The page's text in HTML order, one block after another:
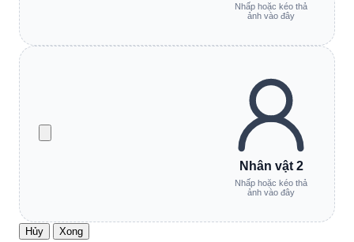
Nhấp hoặc kéo thả
ảnh vào đây
Nhân vật 2
Nhấp hoặc kéo thả
ảnh vào đây
Hủy Xong